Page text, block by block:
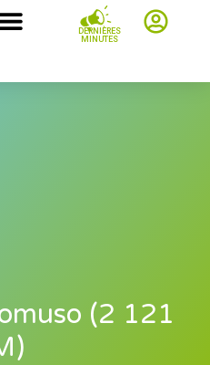
DERNIÈRES
MINUTES
(2 121